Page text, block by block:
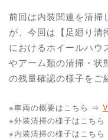
前回は内装関連を清掃
が、今回は【足廻り
におけるホイールハウ
やアーム類の清掃・状
の残量確認の様子をご
※車両の概要はこちら ⇒
※外装清掃の様子はこち
※内装清掃の様子はこち